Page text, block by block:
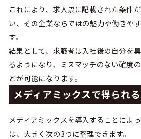
これにより、求人票に記載された条件
い、その企業ならではの魅力や働きや
す。
結果として、求職者は入社後の自分を
るようになり、ミスマッチのない確度
とが可能になります。
メディアミックスで得られ
メディアミックスを導入することによ
は、大きく次の3つに整理できます。